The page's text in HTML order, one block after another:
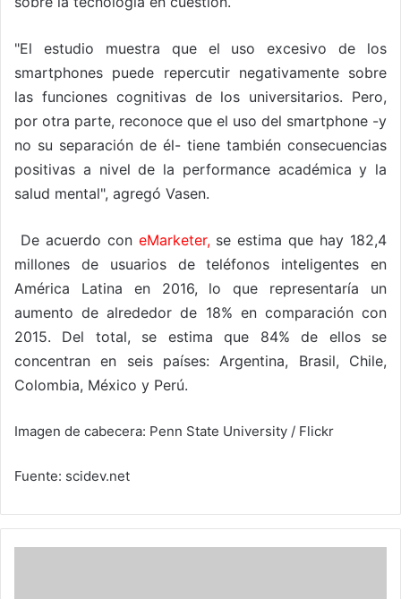
"El estudio muestra que el uso excesivo de los
smartphones puede repercutir negativamente sobre
las funciones cognitivas de los universitarios. Pero,
por otra parte, reconoce que el uso del smartphone -y
no su separación de él- tiene también consecuencias
positivas a nivel de la performance académica y la
salud mental", agregó Vasen.
De acuerdo con eMarketer,se estima que hay 182,4
millones de usuarios de teléfonos inteligentes en
América Latina en 2016, lo que representaría un
aumento de alrededor de 18% en comparación con
2015. Del total, se estima que 84% de ellos se
concentran en seis países: Argentina, Brasil, Chile,
Colombia, México y Perú.
Imagen de cabecera: Penn State University / Flickr
Fuente: scidev.net